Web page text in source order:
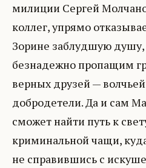
милиции Сергей
коллег, упрямо
Зорине заблудшую душу,
безнадежно пропащим
верных друзей —
добродетели. Да и сам
сможет найти путь к
криминальной чащи,
не справившись с